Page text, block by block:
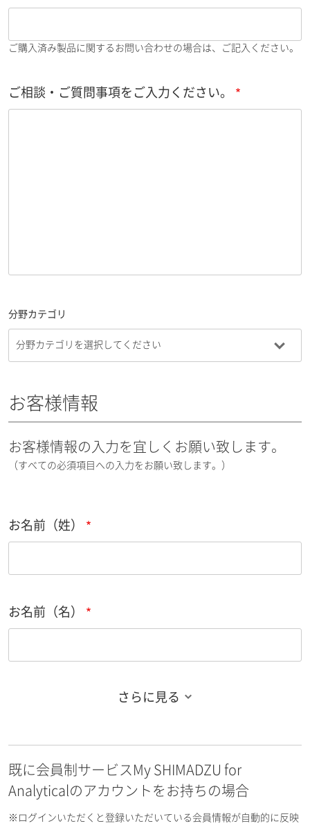
ご購入済み製品に関するお問い合わせの場合は、ご記入ください。
ご相談・ご質問事項をご入力ください。
分野カテゴリ
お客様情報
お客様情報の入力を宜しくお願い致します。
（すべての必須項目への入力をお願い致します。）
お名前（姓）
お名前（名）
お名前フリガナ（名）
さらに見る
既に会員制サービスMy SHIMADZU for
Analyticalのアカウントをお持ちの場合
※ログインいただくと登録いただいている会員情報が自動的に反映